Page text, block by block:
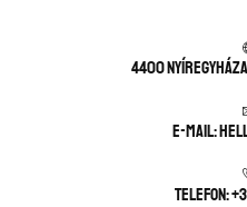
4400
E-mail:
Telefon: